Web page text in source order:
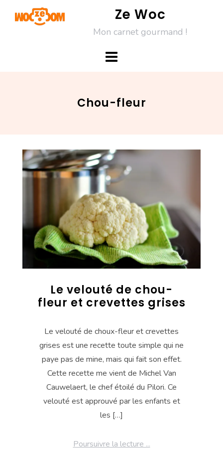
Ze Woc
Mon carnet gourmand !
Chou-fleur
Le velouté de chou-
fleur et crevettes grises
Le velouté de choux-fleur et crevettes
grises est une recette toute simple qui ne
paye pas de mine, mais qui fait son effet.
Cette recette me vient de Michel Van
Cauwelaert, le chef étoilé du Pilori. Ce
velouté est approuvé par les enfants et
les […]
Poursuivre la lecture ...